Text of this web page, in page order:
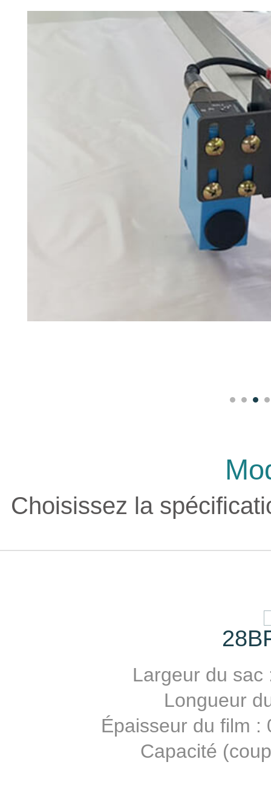
Choisissez la
Largeur du sac
Longueur
Épaisseur du film :
Capacité